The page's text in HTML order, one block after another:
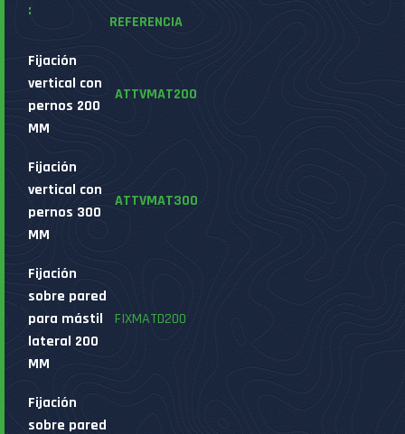
:
REFERENCIA
Fijación
vertical con
pernos 200
MM
ATTVMAT200
Fijación
vertical con
pernos 300
MM
ATTVMAT300
Fijación
sobre pared
para mástil
lateral 200
MM
FIXMATD200
Fijación
sobre pared